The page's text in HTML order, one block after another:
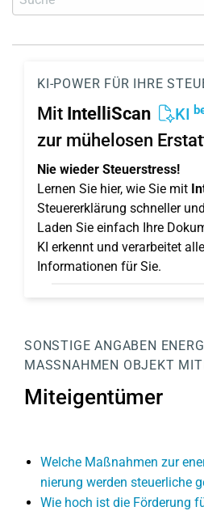
KI-POWER FÜR IHRE
Mit IntelliScan KI
zur mühelosen
Nie wieder Steuerstress!
Lernen Sie hier, wie Sie mit
Steuererklärung schneller
Laden Sie einfach Ihre
KI erkennt und verarbeitet
Informationen für Sie.
SONSTIGE ANGABEN
MASSNAHMEN
OBJEKT
Miteigentümer
Welche Maßnahmen zur
nie­run­g werden steu­er­li­che
Wie hoch ist die Förderung